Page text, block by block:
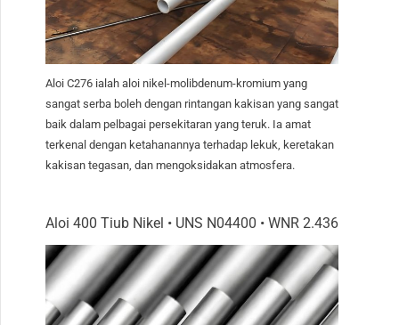
Aloi C276 ialah aloi nikel-molibdenum-kromium yang
sangat serba boleh dengan rintangan kakisan yang sangat
baik dalam pelbagai persekitaran yang teruk. Ia amat
terkenal dengan ketahanannya terhadap lekuk, keretakan
kakisan tegasan, dan mengoksidakan atmosfera.
Aloi 400 Tiub Nikel • UNS N04400 • WNR 2.436